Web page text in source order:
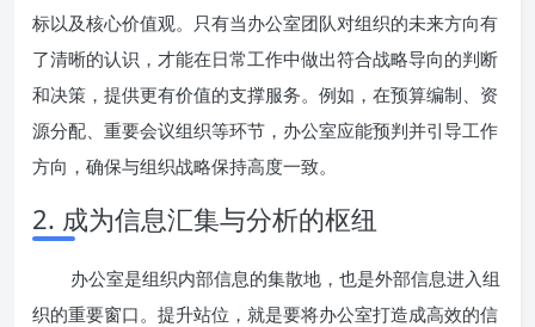
标以及核心价值观。只有当办公室团队对组织的未来方向有
了清晰的认识，才能在日常工作中做出符合战略导向的判断
和决策，提供更有价值的支撑服务。例如，在预算编制、资
源分配、重要会议组织等环节，办公室应能预判并引导工作
方向，确保与组织战略保持高度一致。
2. 成为信息汇集与分析的枢纽
办公室是组织内部信息的集散地，也是外部信息进入组
织的重要窗口。提升站位，就是要将办公室打造成高效的信